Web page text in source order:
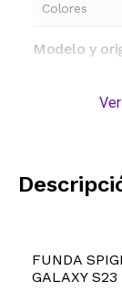
Colores
Modelo y
FUNDA
GALAXY S23